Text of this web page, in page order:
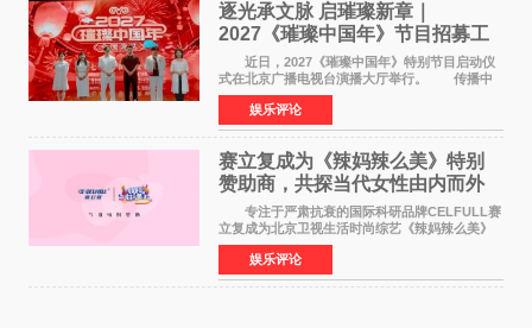
逐光承文脉 启璀璨新章｜
2027《璀璨中国年》节目招募工
作圆满启动
近日，2027《璀璨中国年》特别节目启动仪
式在北京广播电视台演播大厅举行。 传播中
华优秀传统文化，弘扬纯正国风艺术，打造高规
格、高质感、正能量的文艺盛典，是璀璨中国年
矢志不渝的初心
娱乐评论
赛立复成为《辣妈辣么美》特别
赞助商，共探当代女性由内而外
活力美
专注于严肃抗衰的国际科研品牌CELFULL赛
立复成为北京卫视生活时尚综艺《辣妈辣么美》
的特别赞助商,明星辣妈袁咏仪倾情参与，向广大
都市女性传递健康生活新主张，寄语当代女性在
家庭与自我之间
娱乐评论